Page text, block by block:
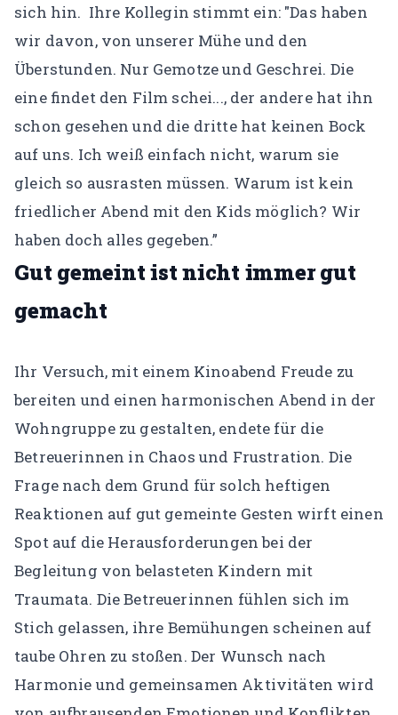
sich hin. Ihre Kollegin stimmt ein: "Das haben
wir davon, von unserer Mühe und den
Überstunden. Nur Gemotze und Geschrei. Die
eine findet den Film schei..., der andere hat ihn
schon gesehen und die dritte hat keinen Bock
auf uns. Ich weiß einfach nicht, warum sie
gleich so ausrasten müssen. Warum ist kein
friedlicher Abend mit den Kids möglich? Wir
haben doch alles gegeben.”
Gut gemeint ist nicht immer gut
gemacht
Ihr Versuch, mit einem Kinoabend Freude zu
bereiten und einen harmonischen Abend in der
Wohngruppe zu gestalten, endete für die
Betreuerinnen in Chaos und Frustration. Die
Frage nach dem Grund für solch heftigen
Reaktionen auf gut gemeinte Gesten wirft einen
Spot auf die Herausforderungen bei der
Begleitung von belasteten Kindern mit
Traumata. Die Betreuerinnen fühlen sich im
Stich gelassen, ihre Bemühungen scheinen auf
taube Ohren zu stoßen. Der Wunsch nach
Harmonie und gemeinsamen Aktivitäten wird